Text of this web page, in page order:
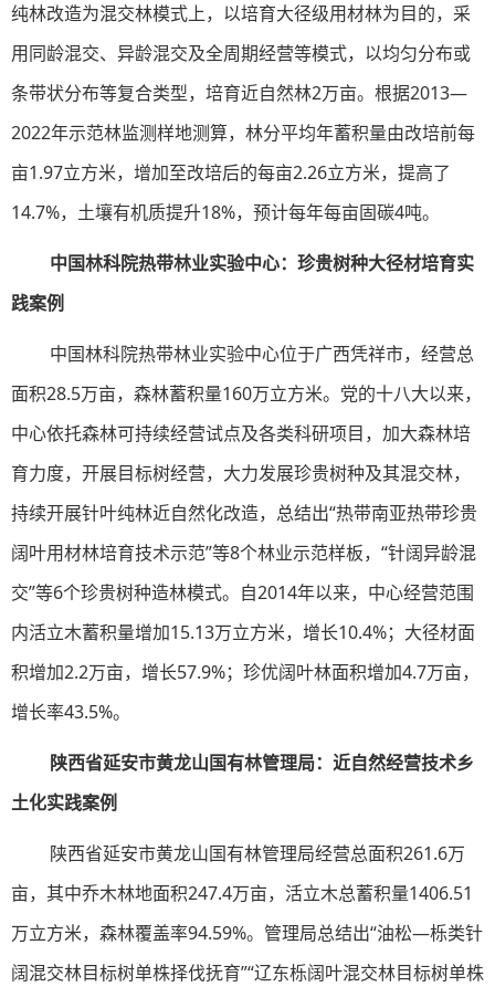
纯林改造为混交林模式上，以培育大径级用材林为目的，采
用同龄混交、异龄混交及全周期经营等模式，以均匀分布或
条带状分布等复合类型，培育近自然林2万亩。根据2013—
2022年示范林监测样地测算，林分平均年蓄积量由改培前每
亩1.97立方米，增加至改培后的每亩2.26立方米，提高了
14.7%，土壤有机质提升18%，预计每年每亩固碳4吨。
中国林科院热带林业实验中心：珍贵树种大径材培育实
践案例
中国林科院热带林业实验中心位于广西凭祥市，经营总
面积28.5万亩，森林蓄积量160万立方米。党的十八大以来，
中心依托森林可持续经营试点及各类科研项目，加大森林培
育力度，开展目标树经营，大力发展珍贵树种及其混交林，
持续开展针叶纯林近自然化改造，总结出“热带南亚热带珍贵
阔叶用材林培育技术示范”等8个林业示范样板，“针阔异龄混
交”等6个珍贵树种造林模式。自2014年以来，中心经营范围
内活立木蓄积量增加15.13万立方米，增长10.4%；大径材面
积增加2.2万亩，增长57.9%；珍优阔叶林面积增加4.7万亩，
增长率43.5%。
陕西省延安市黄龙山国有林管理局：近自然经营技术乡
土化实践案例
陕西省延安市黄龙山国有林管理局经营总面积261.6万
亩，其中乔木林地面积247.4万亩，活立木总蓄积量1406.51
万立方米，森林覆盖率94.59%。管理局总结出“油松—栎类针
阔混交林目标树单株择伐抚育”“辽东栎阔叶混交林目标树单株